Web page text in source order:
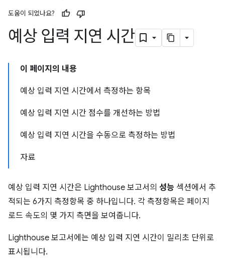
도움이 되었나요?
예상 입력 지연 시간
이 페이지의 내용
예상 입력 지연 시간에서 측정하는 항목
예상 입력 지연 시간 점수를 개선하는 방법
예상 입력 지연 시간을 수동으로 측정하는 방법
자료
예상 입력 지연 시간은 Lighthouse 보고서의 성능 섹션에서 추
적되는 6가지 측정항목 중 하나입니다. 각 측정항목은 페이지
로드 속도의 몇 가지 측면을 보여줍니다.
Lighthouse 보고서에는 예상 입력 지연 시간이 밀리초 단위로
표시됩니다.